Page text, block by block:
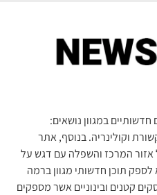
במגוון נושאים:
בנוסף, אתר
המרכז והשפלה עם דגש על
תוכן חדשותי מגוון ברמה
ובינוניים אשר מספקים